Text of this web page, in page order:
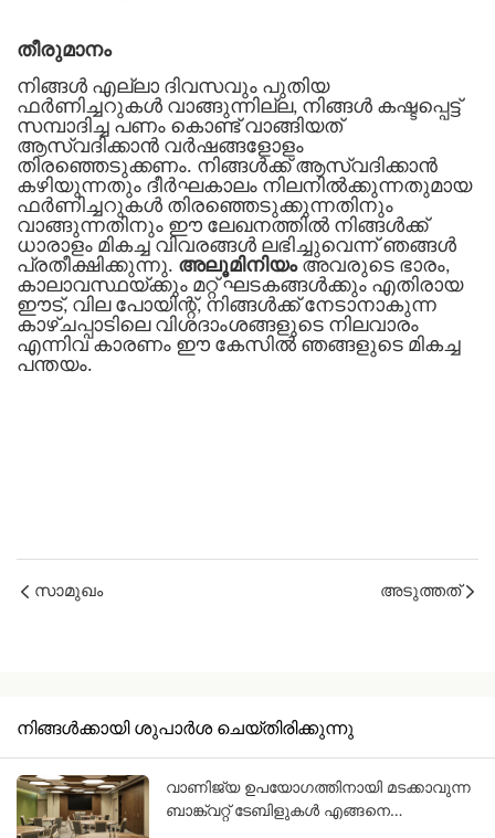
തീരുമാനം
നിങ്ങൾ എല്ലാ ദിവസവും പുതിയ
ഫർണിച്ചറുകൾ വാങ്ങുന്നില്ല, നിങ്ങൾ കഷ്ടപ്പെട്ട്
സമ്പാദിച്ച പണം കൊണ്ട് വാങ്ങിയത്
ആസ്വദിക്കാൻ വർഷങ്ങളോളം
തിരഞ്ഞെടുക്കണം. നിങ്ങൾക്ക് ആസ്വദിക്കാൻ
കഴിയുന്നതും ദീർഘകാലം നിലനിൽക്കുന്നതുമായ
ഫർണിച്ചറുകൾ തിരഞ്ഞെടുക്കുന്നതിനും
വാങ്ങുന്നതിനും ഈ ലേഖനത്തിൽ നിങ്ങൾക്ക്
ധാരാളം മികച്ച വിവരങ്ങൾ ലഭിച്ചുവെന്ന് ഞങ്ങൾ
പ്രതീക്ഷിക്കുന്നു. അലൂമിനിയം അവരുടെ ഭാരം,
കാലാവസ്ഥയ്ക്കും മറ്റ് ഘടകങ്ങൾക്കും എതിരായ
ഈട്, വില പോയിന്റ്, നിങ്ങൾക്ക് നേടാനാകുന്ന
കാഴ്ചപ്പാടിലെ വിശദാംശങ്ങളുടെ നിലവാരം
എന്നിവ കാരണം ഈ കേസിൽ ഞങ്ങളുടെ മികച്ച
പന്തയം.
സാമുഖം അടുത്തത്
നിങ്ങൾക്കായി ശുപാർശ ചെയ്‌തിരിക്കുന്നു
വാണിജ്യ ഉപയോഗത്തിനായി മടക്കാവുന്ന
ബാങ്ക്വറ്റ് ടേബിളുകൾ എങ്ങനെ